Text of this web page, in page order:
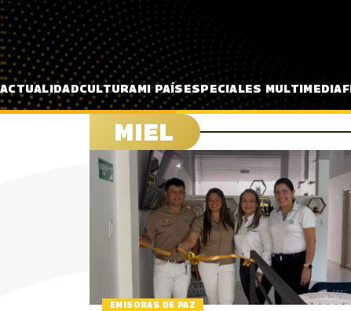
Pasar al contenido principal
ACTUALIDADCULTURAMI PAÍSESPECIALES MULTIMEDIA
MIEL
EMISORAS DE PAZ